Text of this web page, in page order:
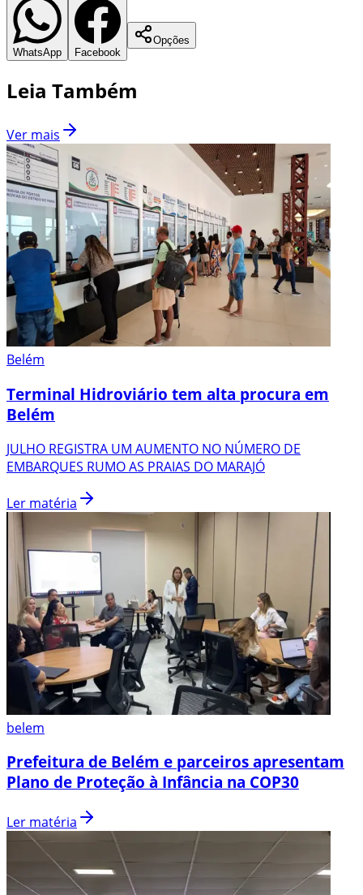
WhatsApp Facebook
Opções
Leia Também
Ver mais
Belém
Terminal Hidroviário tem alta procura em
Belém
JULHO REGISTRA UM AUMENTO NO NÚMERO DE
EMBARQUES RUMO AS PRAIAS DO MARAJÓ
Ler matéria
belem
Prefeitura de Belém e parceiros apresentam
Plano de Proteção à Infância na COP30
Ler matéria